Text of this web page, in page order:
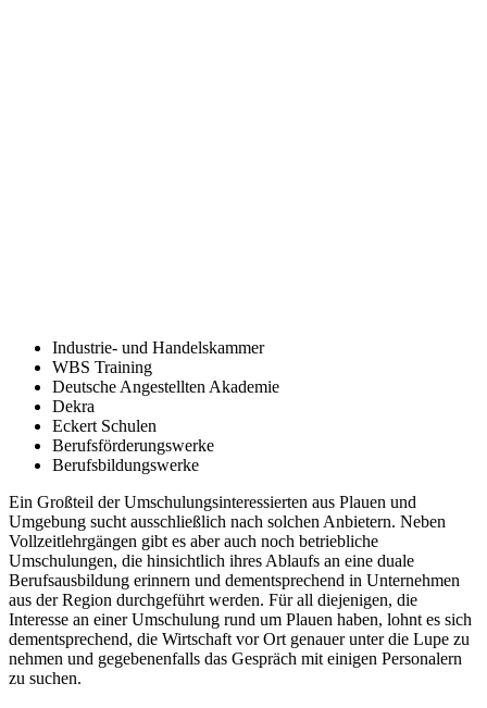
Industrie- und Handelskammer
WBS Training
Deutsche Angestellten Akademie
Dekra
Eckert Schulen
Berufsförderungswerke
Berufsbildungswerke
Ein Großteil der Umschulungsinteressierten aus Plauen und
Umgebung sucht ausschließlich nach solchen Anbietern. Neben
Vollzeitlehrgängen gibt es aber auch noch betriebliche
Umschulungen, die hinsichtlich ihres Ablaufs an eine duale
Berufsausbildung erinnern und dementsprechend in Unternehmen
aus der Region durchgeführt werden. Für all diejenigen, die
Interesse an einer Umschulung rund um Plauen haben, lohnt es sich
dementsprechend, die Wirtschaft vor Ort genauer unter die Lupe zu
nehmen und gegebenenfalls das Gespräch mit einigen Personalern
zu suchen.